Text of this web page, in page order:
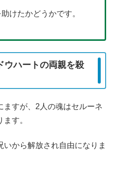
けたかどうかです。
ウハートの両親を殺
ますが、2人の魂はセルーネ
す。
から解放され自由になりま